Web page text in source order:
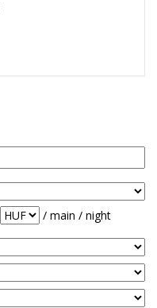
/ main / night